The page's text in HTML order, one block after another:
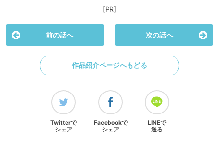
[PR]
前の話へ 次の話へ
作品紹介ページへもどる
Twitterで
シェア
Facebookで
シェア
LINEで
送る